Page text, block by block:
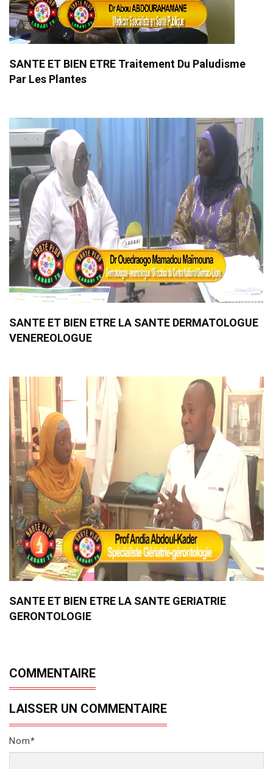
SANTE ET BIEN ETRE Traitement Du Paludisme
Par Les Plantes
SANTE ET BIEN ETRE LA SANTE DERMATOLOGUE
VENEREOLOGUE
SANTE ET BIEN ETRE LA SANTE GERIATRIE
GERONTOLOGIE
COMMENTAIRE
LAISSER UN COMMENTAIRE
Nom*